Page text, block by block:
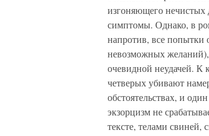
изгоняющего нечистых
симптомы. Однако, в
напротив, все попытки
невозможных желаний),
очевидной неудачей. К
четверых убивают
обстоятельствах, и
экзорцизм не
тексте, телами свиней,